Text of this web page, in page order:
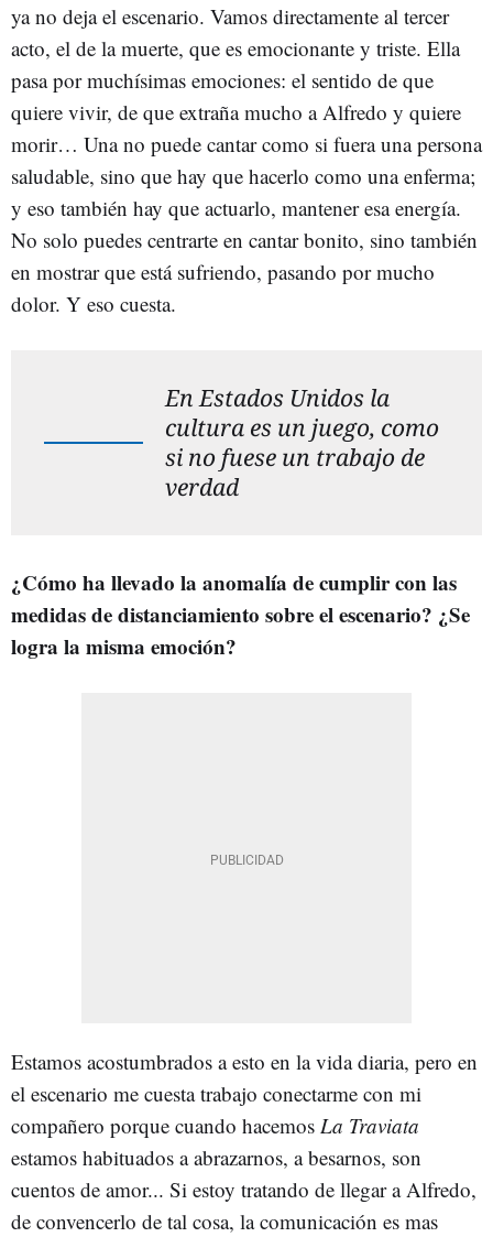
ya no deja el escenario. Vamos directamente al tercer
acto, el de la muerte, que es emocionante y triste. Ella
pasa por muchísimas emociones: el sentido de que
quiere vivir, de que extraña mucho a Alfredo y quiere
morir… Una no puede cantar como si fuera una persona
saludable, sino que hay que hacerlo como una enferma;
y eso también hay que actuarlo, mantener esa energía.
No solo puedes centrarte en cantar bonito, sino también
en mostrar que está sufriendo, pasando por mucho
dolor. Y eso cuesta.
En Estados Unidos la
cultura es un juego, como
si no fuese un trabajo de
verdad
¿Cómo ha llevado la anomalía de cumplir con las
medidas de distanciamiento sobre el escenario? ¿Se
logra la misma emoción?
Estamos acostumbrados a esto en la vida diaria, pero en
el escenario me cuesta trabajo conectarme con mi
compañero porque cuando hacemos La Traviata
estamos habituados a abrazarnos, a besarnos, son
cuentos de amor... Si estoy tratando de llegar a Alfredo,
de convencerlo de tal cosa, la comunicación es mas